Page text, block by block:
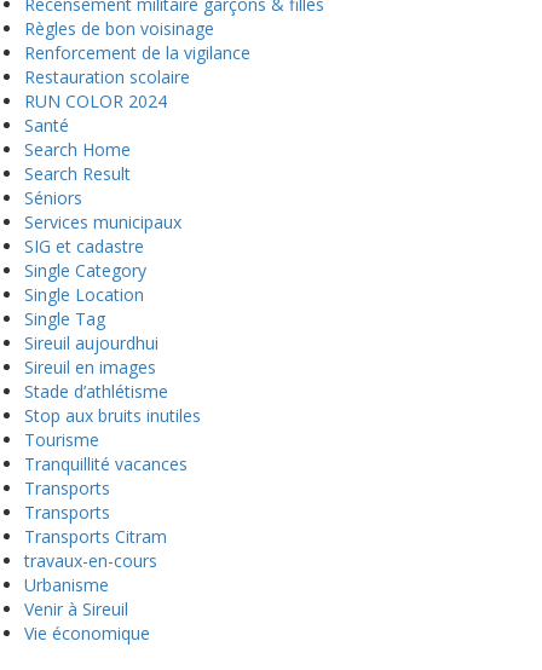
Règles de bon voisinage
Renforcement de la vigilance
Restauration scolaire
RUN COLOR 2024
Santé
Search Home
Search Result
Séniors
Services municipaux
SIG et cadastre
Single Category
Single Location
Single Tag
Sireuil aujourdhui
Sireuil en images
Stade d’athlétisme
Stop aux bruits inutiles
Tourisme
Tranquillité vacances
Transports
Transports
Transports Citram
travaux-en-cours
Urbanisme
Venir à Sireuil
Vie économique